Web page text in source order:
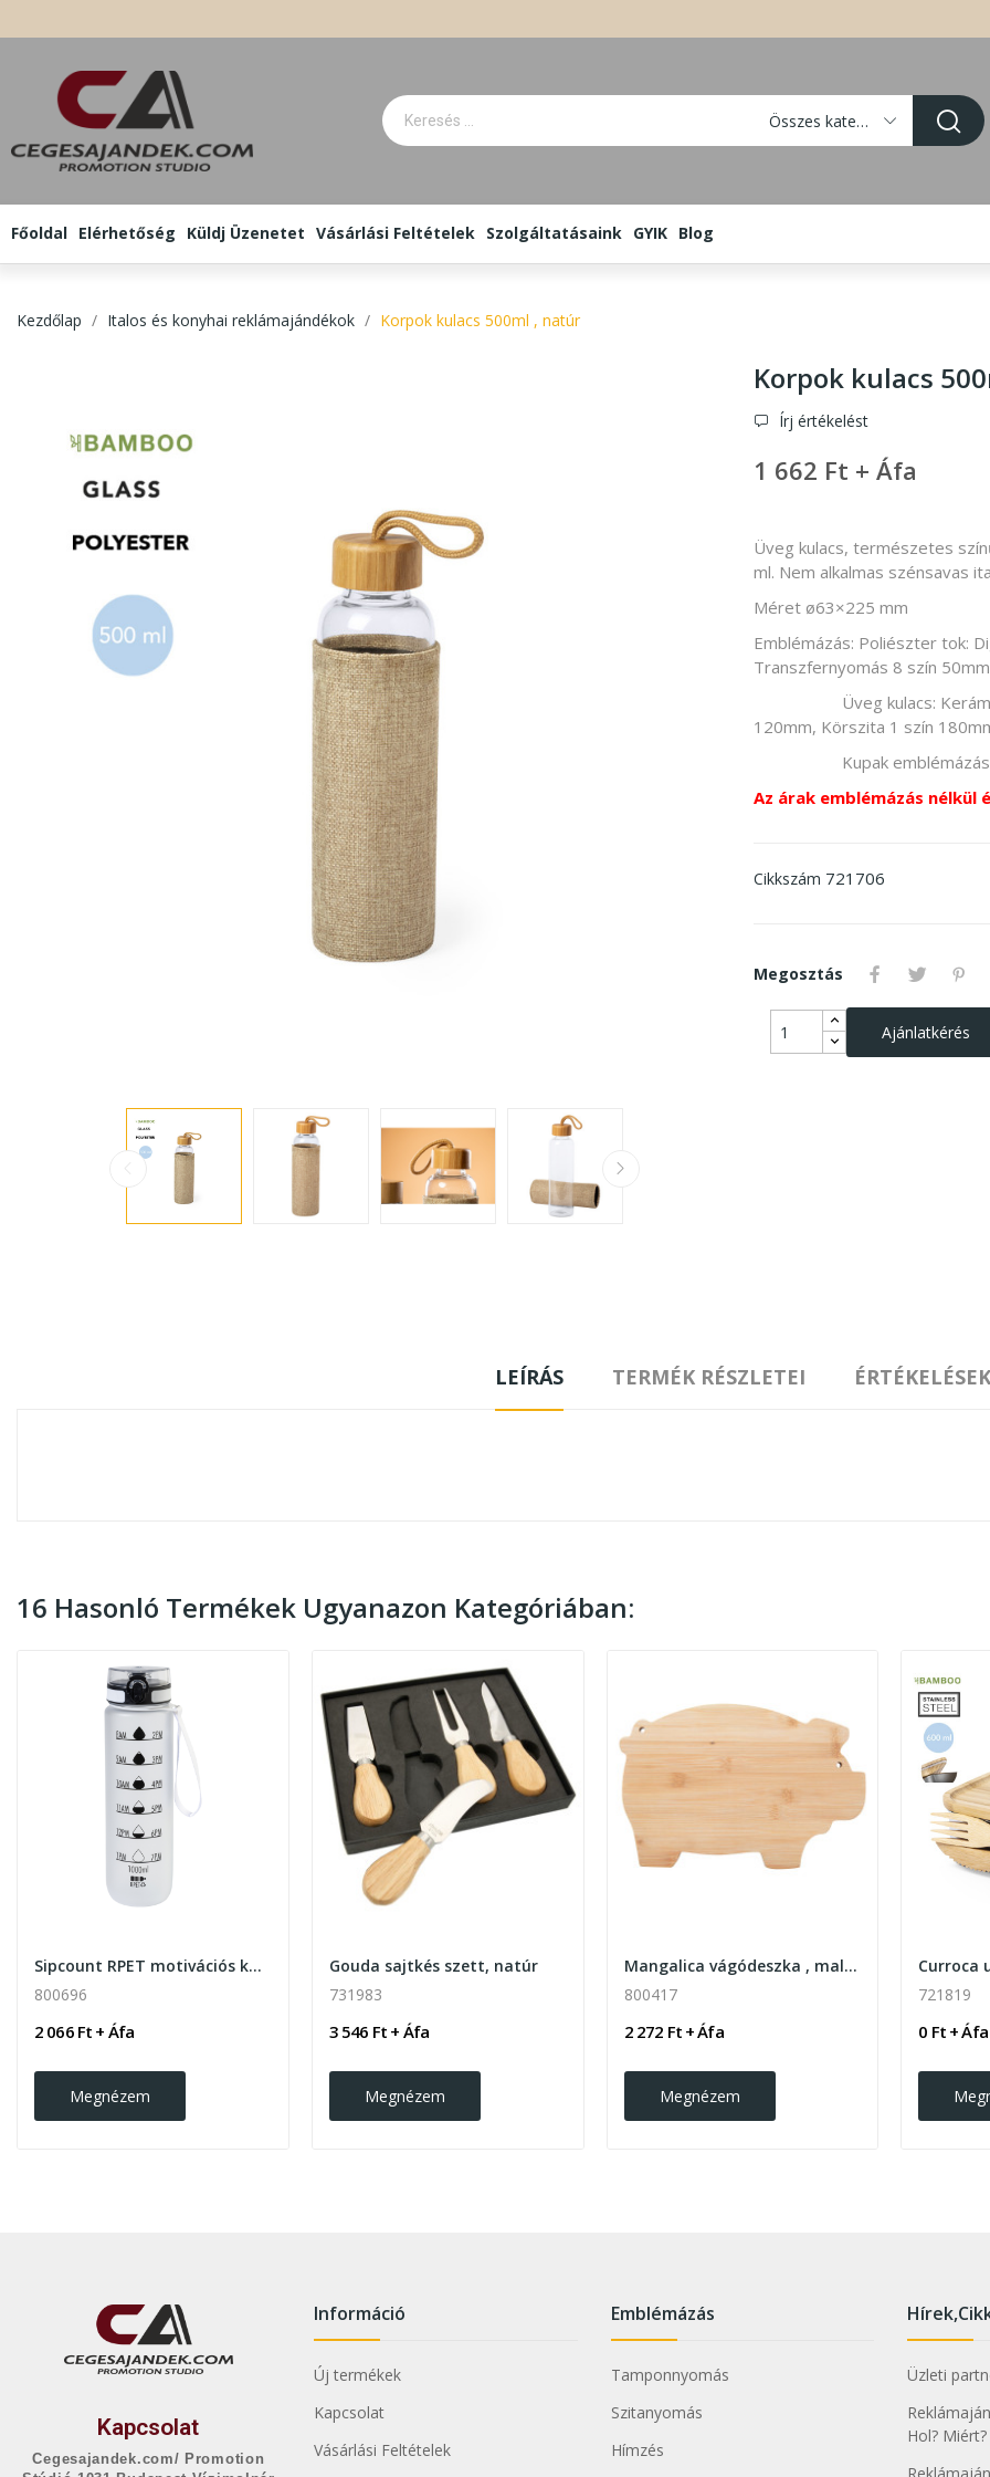
Összes kategória
Főoldal Elérhetőség Küldj Üzenetet Vásárlási Feltételek Szolgáltatásaink GYIK Blog
Kezdőlap Italos és konyhai reklámajándékok Korpok kulacs 500ml , natúr
Korpok kulacs
Írj értékelést
1 662 Ft + Áfa
Üveg kulacs, természetes
ml. Nem alkalmas szénsavas
Méret ø63×225 mm
Emblémázás: Poliészter tok:
Transzfernyomás 8 szín
Üveg kulacs: Kerámia 8
120mm, Körszita 1 szín
Kupak emblémázás:
Az árak emblémázás nélkül
Cikkszám 721706
Megosztás
Ajánlatkérés
LEÍRÁS TERMÉK RÉSZLETEI ÉRTÉKELÉSEK
16 Hasonló Termékek Ugyanazon Kategóriában:
Sipcount RPET motivációs kulacs, 1000ml
800696
2 066 Ft + Áfa
Megnézem
Gouda sajtkés szett, natúr
731983
3 546 Ft + Áfa
Megnézem
Mangalica vágódeszka , malac
800417
2 272 Ft + Áfa
Megnézem
721819
0 Ft + Áfa
Kapcsolat
Cegesajandek.com/ Promotion
Információ
Új termékek
Kapcsolat
Vásárlási Feltételek
Emblémázás
Tamponnyomás
Szitanyomás
Hímzés
Üzleti
Hol? Miért?